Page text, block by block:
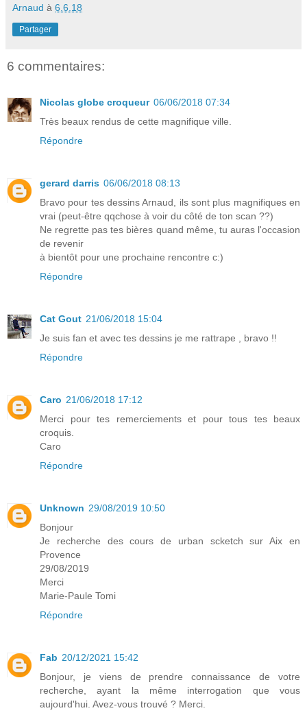
Arnaud à 6.6.18
Partager
6 commentaires:
Nicolas globe croqueur 06/06/2018 07:34
Très beaux rendus de cette magnifique ville.
Répondre
gerard darris 06/06/2018 08:13
Bravo pour tes dessins Arnaud, ils sont plus magnifiques en
vrai (peut-être qqchose à voir du côté de ton scan ??)
Ne regrette pas tes bières quand même, tu auras l'occasion
de revenir
à bientôt pour une prochaine rencontre c:)
Répondre
Cat Gout 21/06/2018 15:04
Je suis fan et avec tes dessins je me rattrape , bravo !!
Répondre
Caro 21/06/2018 17:12
Merci pour tes remerciements et pour tous tes beaux
croquis.
Caro
Répondre
Unknown 29/08/2019 10:50
Bonjour
Je recherche des cours de urban scketch sur Aix en
Provence
29/08/2019
Merci
Marie-Paule Tomi
Répondre
Fab 20/12/2021 15:42
Bonjour, je viens de prendre connaissance de votre
recherche, ayant la même interrogation que vous
aujourd'hui. Avez-vous trouvé ? Merci.